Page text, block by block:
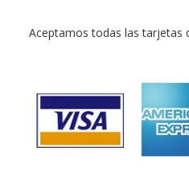
Aceptamos todas las tarjetas